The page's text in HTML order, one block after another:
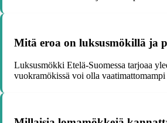
Mitä eroa on luksusmökillä ja
Luksusmökki Etelä-Suomessa tarjoaa
vuokramökissä voi olla vaatimattomampi